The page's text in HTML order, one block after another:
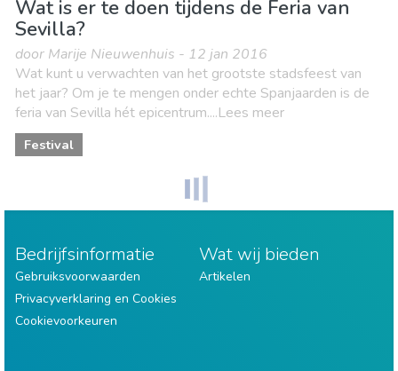
Wat is er te doen tijdens de Feria van
Sevilla?
door Marije Nieuwenhuis - 12 jan 2016
Wat kunt u verwachten van het grootste stadsfeest van
het jaar? Om je te mengen onder echte Spanjaarden is de
feria van Sevilla hét epicentrum....Lees meer
Festival
Bedrijfsinformatie
Gebruiksvoorwaarden
Privacyverklaring en Cookies
Cookievoorkeuren
Wat wij bieden
Artikelen